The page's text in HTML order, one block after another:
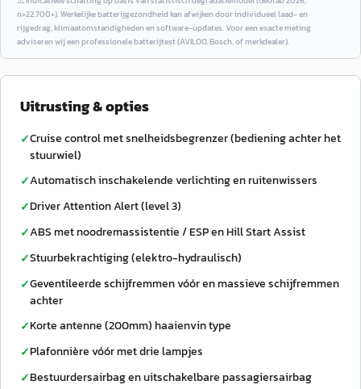
n=22.700+). Werkelijke batterijgezondheid kan afwijken door individueel laad- en
rijgedrag, klimaatomstandigheden en software-updates. Voor een exacte meting
adviseren wij een professionele batterijtest (AVILOO, Bosch, of merkdealer).
Uitrusting & opties
✓Cruise control met snelheidsbegrenzer (bediening achter het
stuurwiel)
✓Automatisch inschakelende verlichting en ruitenwissers
✓Driver Attention Alert (level 3)
✓ABS met noodremassistentie / ESP en Hill Start Assist
✓Stuurbekrachtiging (elektro-hydraulisch)
✓Geventileerde schijfremmen vóór en massieve schijfremmen
achter
✓Korte antenne (200mm) haaienvin type
✓Plafonnière vóór met drie lampjes
✓Bestuurdersairbag en uitschakelbare passagiersairbag